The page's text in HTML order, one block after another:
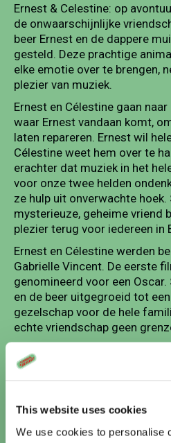
This website uses cookies
We use cookies to personalise
Ernest & Celestine: op
de onwaarschijnlijke
beer Ernest en de dappere
gesteld. Deze prachtige
elke emotie over te brengen,
plezier van muziek.
Ernest en Célestine gaan
waar Ernest vandaan komt,
laten repareren. Ernest wil
Célestine weet hem over te
erachter dat muziek in het
voor onze twee helden
ze hulp uit onverwachte hoek.
mysterieuze, geheime vriend
plezier terug voor iedereen in
Ernest en Célestine werden
Gabrielle Vincent. De eerste
genomineerd voor een
en de beer uitgegroeid tot
gezelschap voor de hele
echte vriendschap geen
8 Stills